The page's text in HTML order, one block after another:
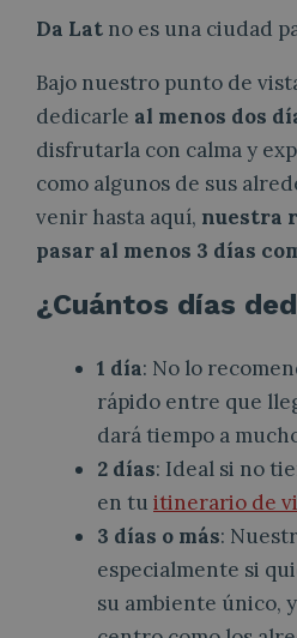
Da Lat no es una ciudad
Bajo nuestro punto de
dedicarle al menos dos
disfrutarla con calma y
como algunos de sus
venir hasta aquí, nuestra
pasar al menos 3 días
¿Cuántos días
1 día: No lo
rápido entre que
dará tiempo a
2 días: Ideal si no
en tu itinerario de
3 días o más:
especialmente si
su ambiente único,